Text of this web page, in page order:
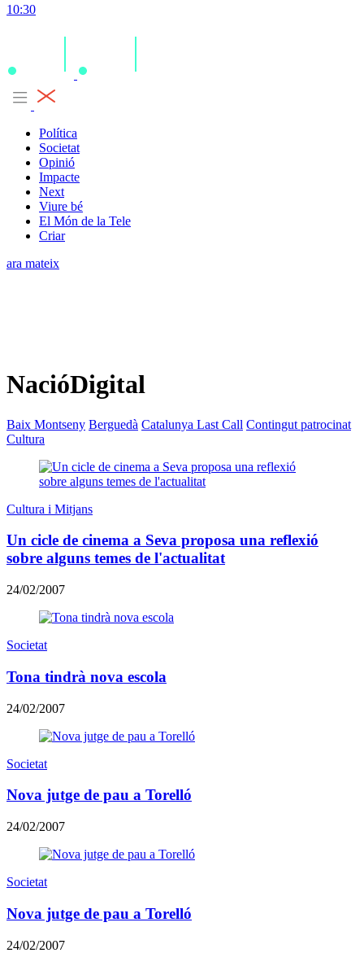
10:30
Política
Societat
Opinió
Impacte
Next
Viure bé
El Món de la Tele
Criar
ara mateix
NacióDigital
Baix Montseny Berguedà Catalunya Last Call Contingut patrocinat
Cultura
Cultura i Mitjans
Un cicle de cinema a Seva proposa una reflexió
sobre alguns temes de l'actualitat
24/02/2007
Societat
Tona tindrà nova escola
24/02/2007
Societat
Nova jutge de pau a Torelló
24/02/2007
Societat
Nova jutge de pau a Torelló
24/02/2007